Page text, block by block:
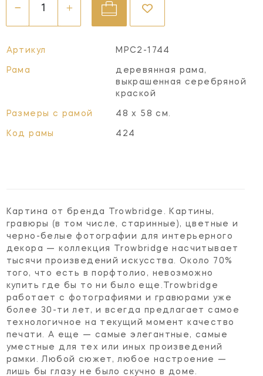
Артикул MPC2-1744
Рама
деревянная рама,
выкрашенная серебряной
краской
Размеры с рамой 48 х 58 см.
Код рамы 424
Картина от бренда Trowbridge. Картины,
гравюры (в том числе, старинные), цветные и
черно-белые фотографии для интерьерного
декора — коллекция Trowbridge насчитывает
тысячи произведений искусства. Около 70%
того, что есть в порфтолио, невозможно
купить где бы то ни было еще.Trowbridge
работает с фотографиями и гравюрами уже
более 30-ти лет, и всегда предлагает самое
технологичное на текущий момент качество
печати. А еще — самые элегантные, самые
уместные для тех или иных произведений
рамки. Любой сюжет, любое настроение —
лишь бы глазу не было скучно в доме.